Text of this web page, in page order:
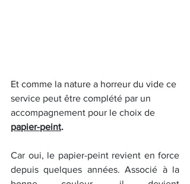
Et comme la nature a horreur du vide ce
service peut être complété par un
accompagnement pour le choix de
papier-peint.
Car oui, le papier-peint revient en force
depuis quelques années. Associé à la